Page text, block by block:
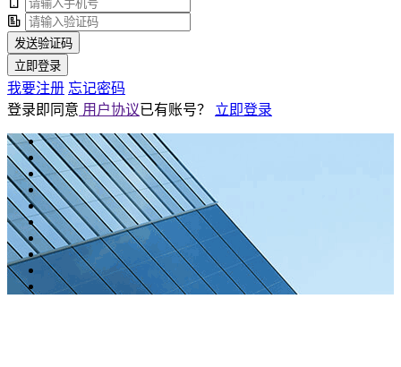
发送验证码
立即登录
我要注册 忘记密码
登录即同意 用户协议已有账号？ 立即登录